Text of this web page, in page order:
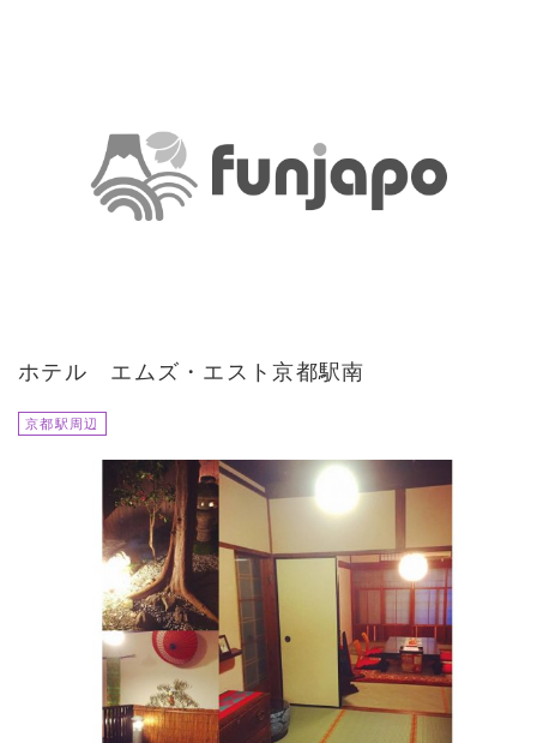
ホテル エムズ・エスト京都駅南
京都駅周辺